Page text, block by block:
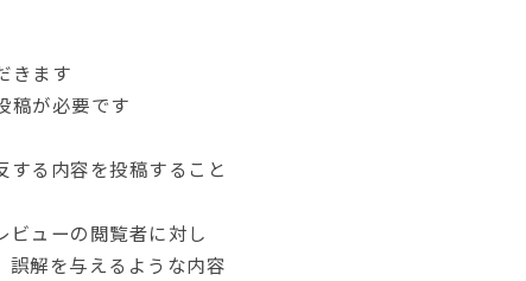
きます
稿が必要です
る内容を投稿すること
ューの閲覧者に対し
誤解を与えるような内容